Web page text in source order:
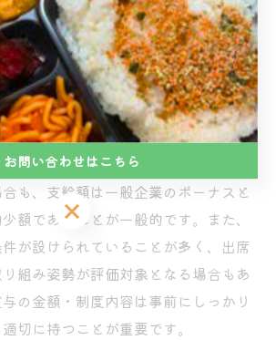
、障がいや体調に配慮しながら働け
り、主な収入は「工賃」と呼ばれる
ボーナス）制度を設けている事業所も
も全てのB型事業所で導入されてい
せん。制度の有無や内容は各事業所の
って大きく異なります。
も、支給額は一般企業のボーナスと
額であることが一般的です。また、
が設けられていることが多く、出席
組み姿勢が評価対象となる場合もあ
の金額・制度内容は事前にしっかり
切に持つことが重要です。
お問い合わせはこちら
お問い合わせはこちら